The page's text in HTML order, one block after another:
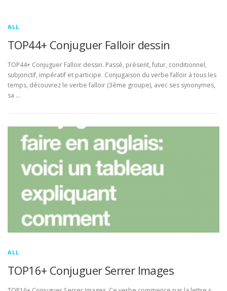
ALL
TOP44+ Conjuguer Falloir dessin
TOP44+ Conjuguer Falloir dessin. Passé, présent, futur, conditionnel,
subjonctif, impératif et participe. Conjugaison du verbe falloir à tous les
temps, découvrez le verbe falloir (3ème groupe), avec ses synonymes,
sa …
ALL
TOP16+ Conjuguer Serrer Images